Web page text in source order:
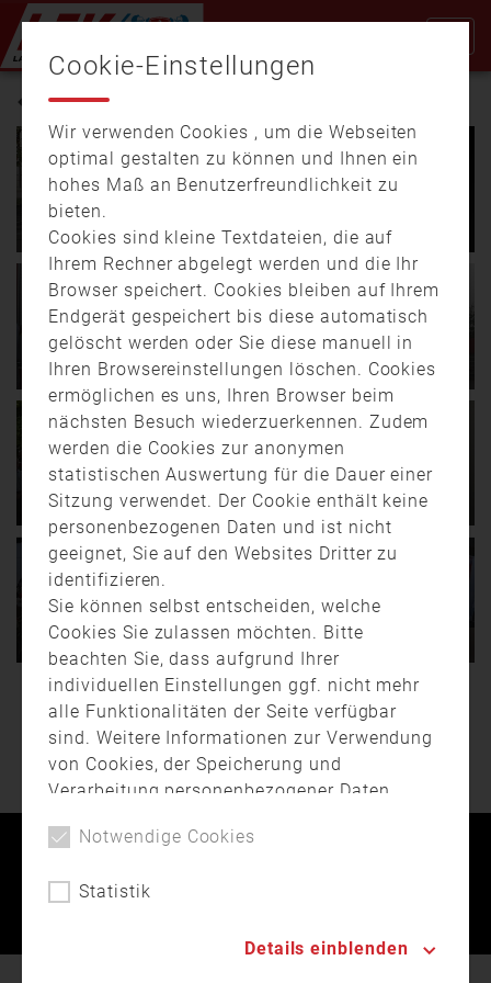
INNENMINISTER
30.01. 16:34
Neue Herausforderungen für
alte Aufgaben – Ehrenamt
im Fokus von Innenminister
Herrmann
Ein zentrales Thema war
die Ausstattung. In
Weiden wird seit Jahren
über einen …
28.09.09:33
03:13
Schnaittenbacher eröffnen
Feuerwehraktionswoche
Augsburg, Fürth,
Ingolstadt, München,
Nürnberg, Regensburg und
Würzburg. Das …
22.08.17:55
03:21
Joachim Herrmann zu
Besuch beim
Blaulichtstammtisch –
Austausch zwischen Politik
und Einsatzkräften
Feuerwehr,
Rettungsdienst, Polizei.
Sie alle haben eine Sache
gemeinsam. Die …
Innenminister Joachim
Herrmann besucht
Feuerwache in Nürnberg
Sonne, Hitze, Dürre –
logische Kette von
natürlichen …
17.08.21:16
02:22
Krisensituation in Bayern: So
will Innenminister Herrmann
den Katastrophenschutz in
Bayern verbessern
Neben der
Wasserknappheit ist auch
die Waldbrandgefahr eine
Folge der …
24.09.18:47
00:37
Bessere
Feuerwehrausbildung –
Verdopplung der Stellen zu
2010
Eine bessere Ausbildung
männer und -frauen. Die
hat …
29.05.22:11
150 Jahre Feuerwehr
Sulzbürg mit Innenminister
Joachim Herrmann
Mühlhausen/Sulzbürg:
Comedy-Gipfel, Historischer
Handdruckspritzenwettbewerb,
25.09. 09:05
Feuerwehraktionswoche in
Bayern
Die gesamte Woche stand
im Zeichen der Feuerwehr.
In ganz Bayern öffneten
WEITERE BEITRÄGE
Cookie-Einstellungen
Wir verwenden Cookies , um die Webseiten
optimal gestalten zu können und Ihnen ein
hohes Maß an Benutzerfreundlichkeit zu
bieten.
Cookies sind kleine Textdateien, die auf
Ihrem Rechner abgelegt werden und die Ihr
Browser speichert. Cookies bleiben auf Ihrem
Endgerät gespeichert bis diese automatisch
gelöscht werden oder Sie diese manuell in
Ihren Browsereinstellungen löschen. Cookies
ermöglichen es uns, Ihren Browser beim
nächsten Besuch wiederzuerkennen. Zudem
werden die Cookies zur anonymen
statistischen Auswertung für die Dauer einer
Sitzung verwendet. Der Cookie enthält keine
personenbezogenen Daten und ist nicht
geeignet, Sie auf den Websites Dritter zu
identifizieren.
Sie können selbst entscheiden, welche
Cookies Sie zulassen möchten. Bitte
beachten Sie, dass aufgrund Ihrer
individuellen Einstellungen ggf. nicht mehr
alle Funktionalitäten der Seite verfügbar
sind. Weitere Informationen zur Verwendung
von Cookies, der Speicherung und
Verarbeitung personenbezogener Daten
Notwendige Cookies
Statistik
Details einblenden